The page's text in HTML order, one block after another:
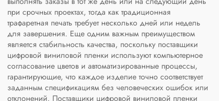
при срочных проектах, тогда как традиционная
трафаретная печать требует несколько дней или недель
для завершения. Еще одним важным преимуществом
является стабильность качества, поскольку поставщики
цифровой виниловой пленки используют компьютерное
согласование цветов и автоматизированные процессы,
гарантирующие, что каждое изделие точно соответствует
заданным спецификациям без человеческих ошибок или
отклонений. Поставщики цифровой виниловой пленки